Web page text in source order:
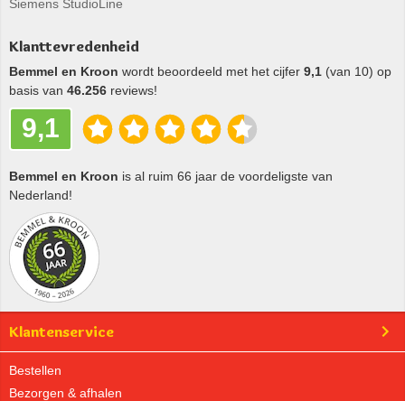
Siemens StudioLine
Klanttevredenheid
Bemmel en Kroon wordt beoordeeld met het cijfer 9,1 (van 10) op
basis van 46.256 reviews!
9,1
Bemmel en Kroon is al ruim 66 jaar de voordeligste van
Nederland!
Klantenservice
Bestellen
Bezorgen & afhalen